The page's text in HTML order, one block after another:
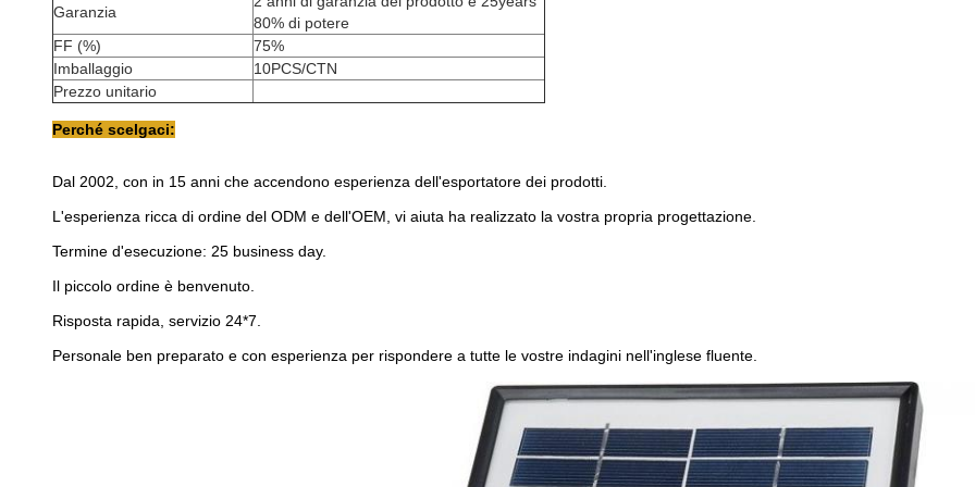
Garanzia
80% di potere
FF (%)
75%
Imballaggio
10PCS/CTN
Prezzo unitario
Perché scelgaci:
Dal 2002, con in 15 anni che accendono esperienza dell'esportatore dei prodotti.
L'esperienza ricca di ordine del ODM e dell'OEM, vi aiuta ha realizzato la vostra propria progettazione.
Termine d'esecuzione: 25 business day.
Il piccolo ordine è benvenuto.
Risposta rapida, servizio 24*7.
Personale ben preparato e con esperienza per rispondere a tutte le vostre indagini nell'inglese fluente.